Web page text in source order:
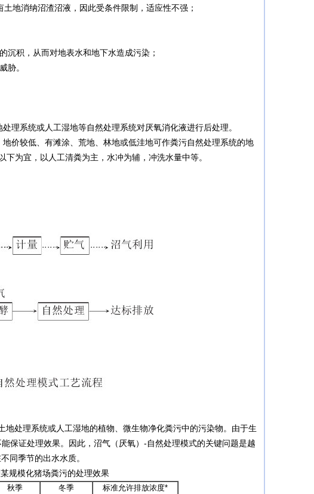
地消纳沼渣沼液，因此受条件限制，适应性不强；
积，从而对地表水和地下水造成污染；
胁。
系统或人工湿地等自然处理系统对厌氧消化液进行后处理。
价较低、有滩涂、荒地、林地或低洼地可作粪污自然处理系统的地
为宜，以人工清粪为主，水冲为辅，冲洗水量中等。
处理系统或人工湿地的植物、微生物净化粪污中的污染物。由于生
保证处理效果。因此，沼气（厌氧）-自然处理模式的关键问题是越
同季节的出水水质。
规模化猪场粪污的处理效果
秋季 冬季 标准允许排放浓度*